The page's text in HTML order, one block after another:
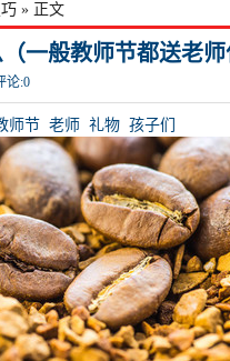
» 正文
一般教师节都送老师
论:0
师节 老师 礼物 孩子们